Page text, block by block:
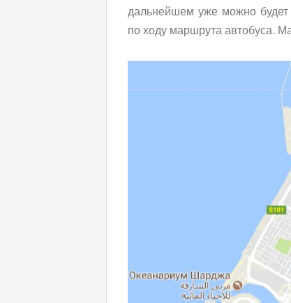
дальнейшем уже можно
по ходу маршрута автобуса.